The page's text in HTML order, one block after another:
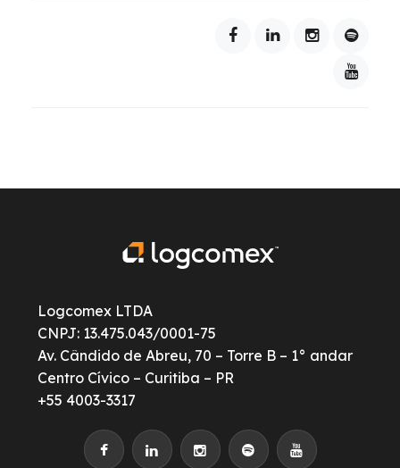
Logcomex LTDA
CNPJ: 13.475.043/0001-75
Av. Cândido de Abreu, 70 – Torre B – 1° andar
Centro Cívico – Curitiba – PR
+55 4003-3317